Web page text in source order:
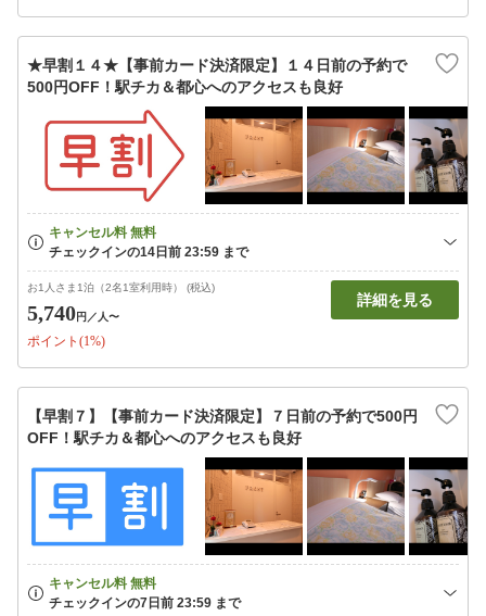
★早割１４★【事前カード決済限定】１４日前の予約で
500円OFF！駅チカ＆都心へのアクセスも良好
お1人さま1泊（2名1室利用時） (税込)
5,740円 ／人〜
ポイント(1%)
詳細を見る
【早割７】【事前カード決済限定】７日前の予約で500円
OFF！駅チカ＆都心へのアクセスも良好